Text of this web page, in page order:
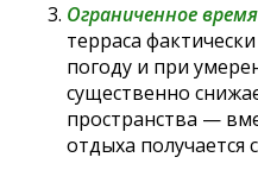
Ограниченное
терраса
погоду и при
существенно
пространства —
отдыха получается